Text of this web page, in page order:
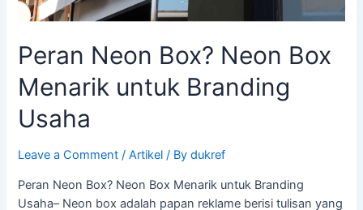
Peran Neon Box? Neon Box
Menarik untuk Branding
Usaha
Leave a Comment /Artikel / Bydukref
Peran Neon Box? Neon Box Menarik untuk Branding
Usaha– Neon box adalah papan reklame berisi tulisan yang